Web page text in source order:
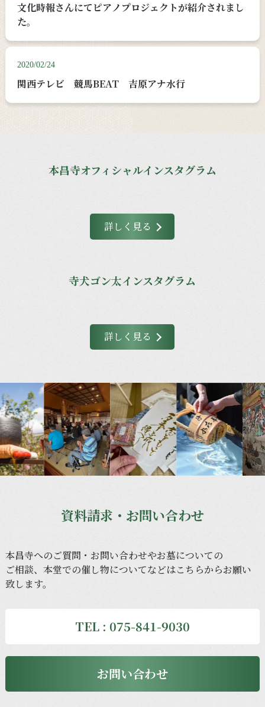
文化時報さんにてピアノプロジェクトが紹介されまし
た。
2020/02/24
関西テレビ 競馬BEAT 吉原アナ水行
本昌寺オフィシャルインスタグラム
詳しく見る
寺犬ゴン太インスタグラム
詳しく見る
資料請求・お問い合わせ
本昌寺へのご質問・ お問い合わせやお墓についての
ご相談、 本堂での催し物についてなどはこちらからお願い
致します。
TEL : 075-841-9030
お問い合わせ